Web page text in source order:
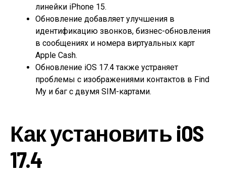
линейки iPhone 15.
Обновление добавляет улучшения в
идентификацию звонков, бизнес-обновления
в сообщениях и номера виртуальных карт
Apple Cash.
Обновление iOS 17.4 также устраняет
проблемы с изображениями контактов в Find
My и баг с двумя SIM-картами.
Как установить iOS
17.4